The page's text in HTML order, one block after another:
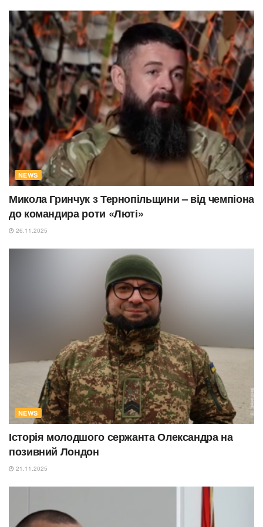
NEWS
Микола Гринчук з Тернопільщини – від чемпіона
до командира роти «Люті»
26.11.2025
NEWS
Історія молодшого сержанта Олександра на
позивний Лондон
21.11.2025